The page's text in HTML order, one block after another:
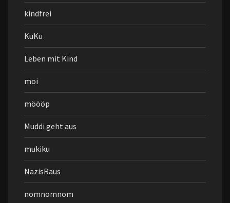
kindfrei
KuKu
Leben mit Kind
moi
möööp
Muddi geht aus
mukiku
NazisRaus
nomnomnom